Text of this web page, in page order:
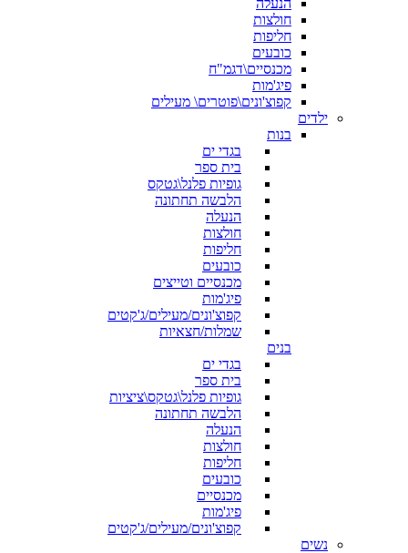
הנעלה
חולצות
חליפות
כובעים
מכנסיים\דגמ"ח
פיג'מות
קפוצ'ונים\פוטרים\ מעילים
ילדים
בנות
בגדי ים
בית ספר
גופיות פלנל\גטקס
הלבשה תחתונה
הנעלה
חולצות
חליפות
כובעים
מכנסיים וטייצים
פיג'מות
קפוצ'ונים/מעילים/ג'קטים
שמלות/חצאיות
בנים
בגדי ים
בית ספר
גופיות פלנל\גטקס\ציציות
הלבשה תחתונה
הנעלה
חולצות
חליפות
כובעים
מכנסיים
פיג'מות
קפוצ'ונים/מעילים/ג'קטים
נשים